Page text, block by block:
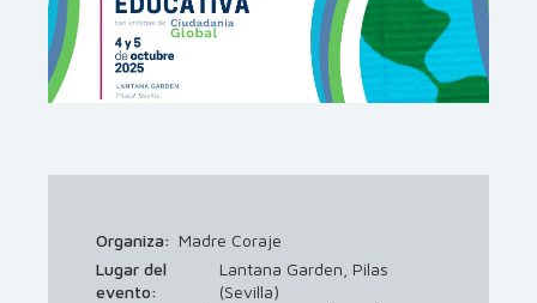
Organiza: Madre Coraje
Lugar del
evento:
Lantana Garden, Pilas
(Sevilla)